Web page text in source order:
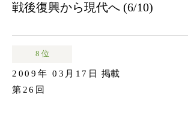
戦後復興から現代へ (6/10)
8 位
2009年 03月17日
掲載
第26回